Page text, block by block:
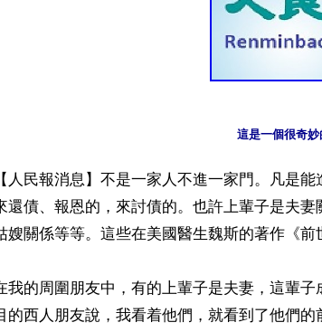
這是一個很奇妙
【人民報消息】不是一家人不進一家門。凡是
還債、報恩的，來討債的。也許上輩子是夫
嫂關係等等。這些在美國醫生魏斯的著作《前
我的周圍朋友中，有的上輩子是夫妻，這輩
的西人朋友說，我看着他們，就看到了他們的